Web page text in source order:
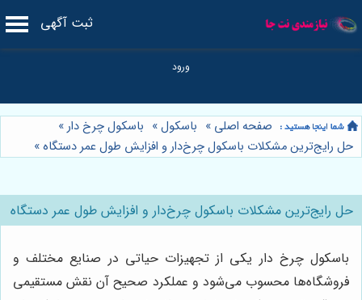
ثبت آگهی
صفحه اصلی » باسکول» باسکول چرخ دار»
حل رایج‌ترین مشکلات باسکول چرخ‌دار و افزایش طول عمر دستگاه»
حل رایج‌ترین مشکلات باسکول چرخ‌دار و افزایش طول عمر دستگاه
باسکول چرخ دار یکی از تجهیزات حیاتی در صنایع مختلف و
فروشگاه‌ها محسوب می‌شود و عملکرد صحیح آن نقش مستقیمی